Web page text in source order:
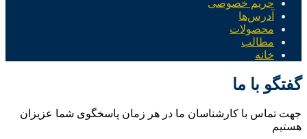
حریم خصوصی
آدرس‌ها
محصولات
مطالب
خانه
گفتگو با ما
جهت تماس با کارشناسان ما در هر زمان پاسخگوی شما عزیزان
هستیم